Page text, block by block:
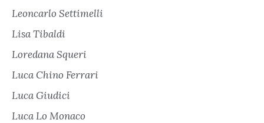
Leoncarlo Settimelli
Lisa Tibaldi
Loredana Squeri
Luca Chino Ferrari
Luca Giudici
Luca Lo Monaco